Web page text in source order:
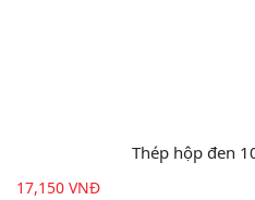
Thép hộp đen
17,150 VNĐ